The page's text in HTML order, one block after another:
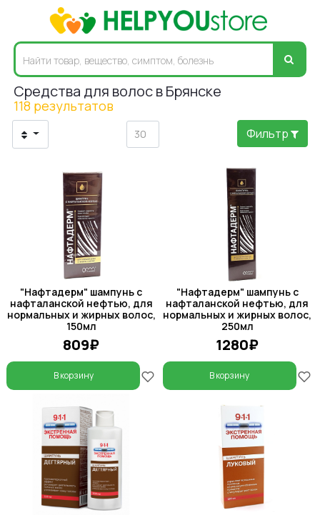
Средства для волос в Брянске
118 результатов
Фильтр
"Нафтадерм" шампунь с
нафталанской нефтью, для
нормальных и жирных волос,
150мл
809₽
В корзину
"Нафтадерм" шампунь с
нафталанской нефтью, для
нормальных и жирных волос,
250мл
1280₽
В корзину